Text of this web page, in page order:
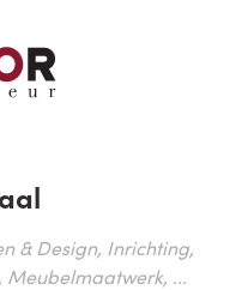
& Design, Inrichting,
Meubelmaatwerk, ...